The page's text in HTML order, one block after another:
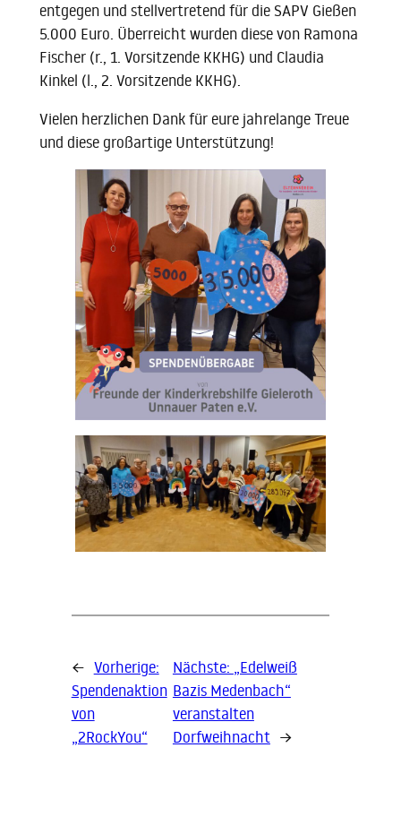
entgegen und stellvertretend für die SAPV Gießen
5.000 Euro. Überreicht wurden diese von Ramona
Fischer (r., 1. Vorsitzende KKHG) und Claudia
Kinkel (l., 2. Vorsitzende KKHG).
Vielen herzlichen Dank für eure jahrelange Treue
und diese großartige Unterstützung!
← Vorherige:
Spendenaktion
von
„2RockYou“
Nächste: „Edelweiß
Bazis Medenbach“
veranstalten
Dorfweihnacht →